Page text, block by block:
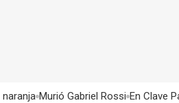
Murió Gabriel Rossi En Clave